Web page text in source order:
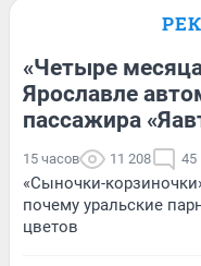
«Четыре
Ярославле
пассажира
15 часов 11 208 45
«Сыночки-
почему уральские
цветов